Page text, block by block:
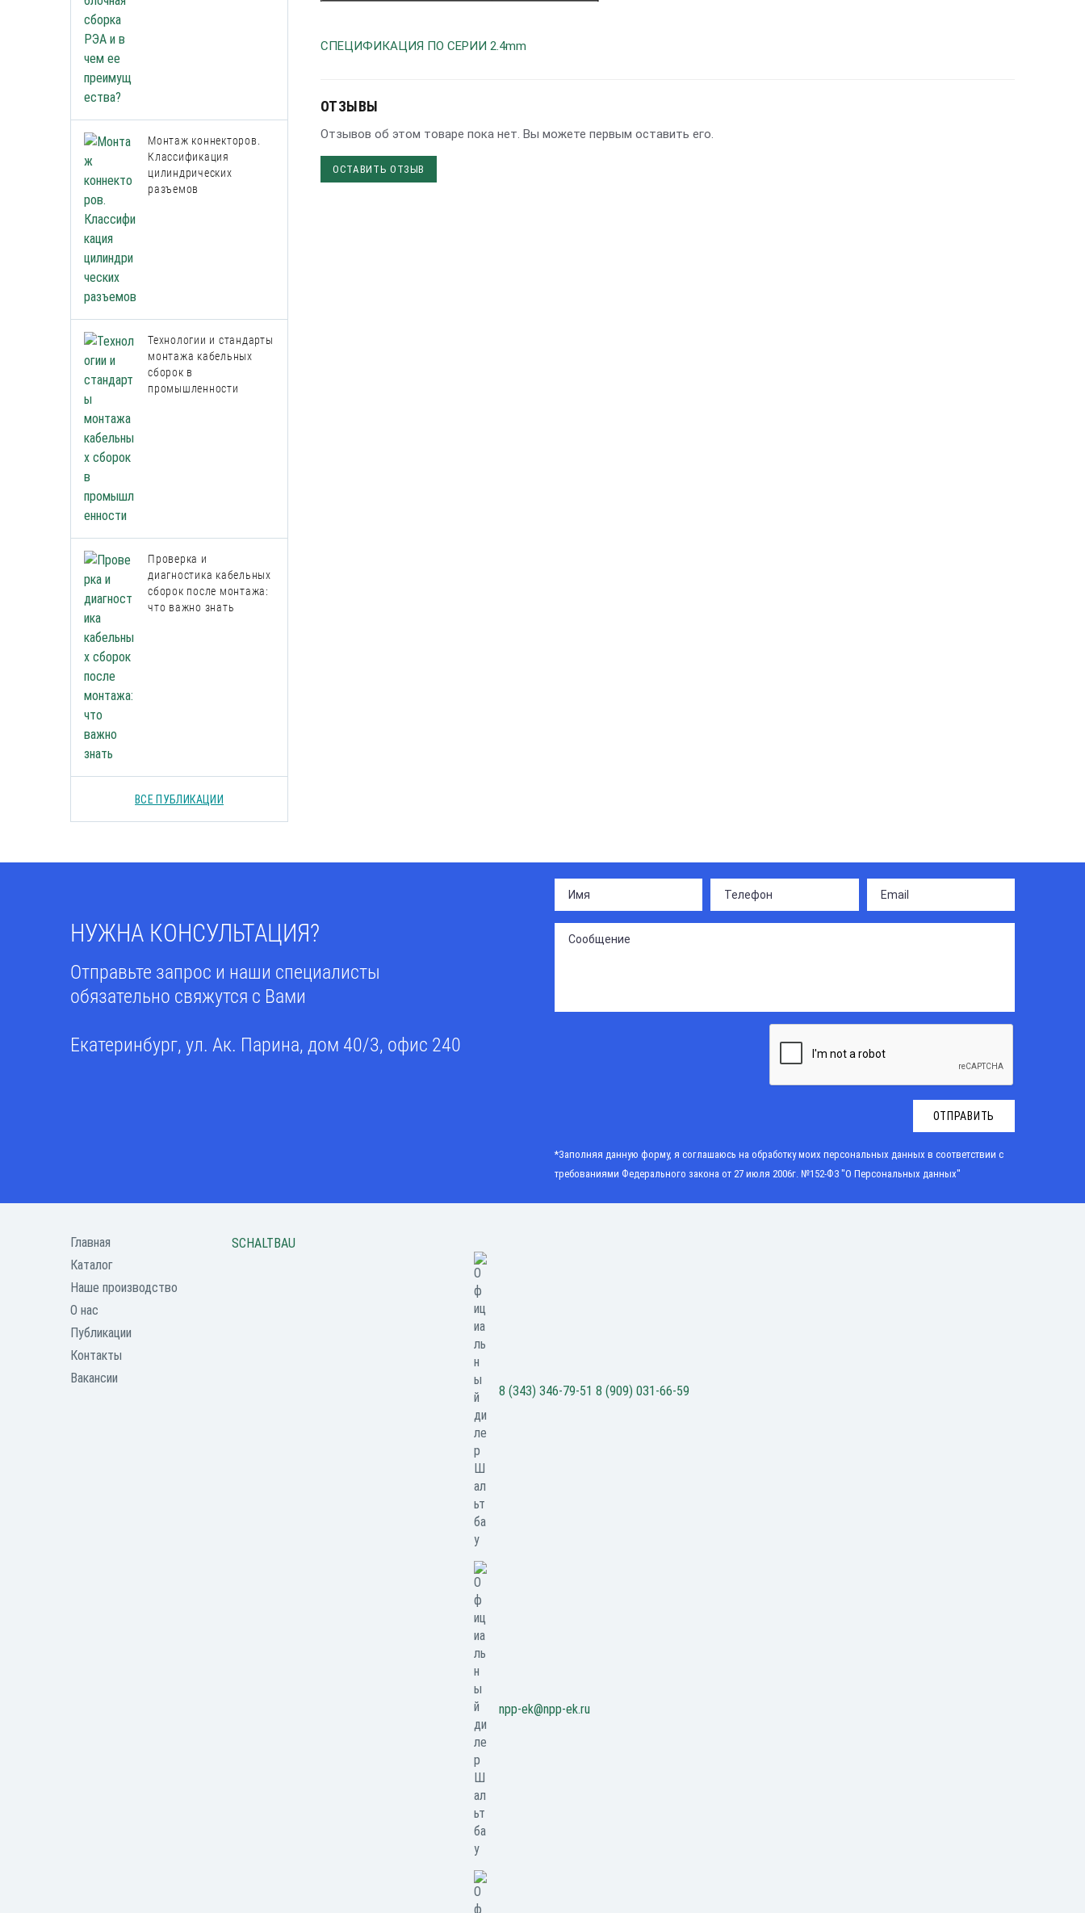
Монтаж коннекторов.
Классификация
цилиндрических
разъемов
Технологии и стандарты
монтажа кабельных
сборок в
промышленности
Проверка и
диагностика кабельных
сборок после монтажа:
что важно знать
ВСЕ ПУБЛИКАЦИИ
СПЕЦИФИКАЦИЯ ПО СЕРИИ 2.4mm
ОТЗЫВЫ
Отзывов об этом товаре пока нет. Вы можете первым оставить его.
ОСТАВИТЬ ОТЗЫВ
НУЖНА КОНСУЛЬТАЦИЯ?
Отправьте запрос и наши специалисты
обязательно свяжутся с Вами
Екатеринбург, ул. Ак. Парина, дом 40/3, офис 240
ОТПРАВИТЬ
*Заполняя данную форму, я соглашаюсь на обработку моих персональных данных в соответствии с
требованиями Федерального закона от 27 июля 2006г. №152-Ф3 "О Персональных данных"
Главная
Каталог
Наше производство
О нас
Публикации
Контакты
Вакансии
SCHALTBAU
8 (343) 346-79-51 8 (909) 031-66-59
npp-ek@npp-ek.ru